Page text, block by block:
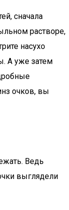
сначала
растворе,
насухо
А уже затем
очков, вы
Ведь
выглядели